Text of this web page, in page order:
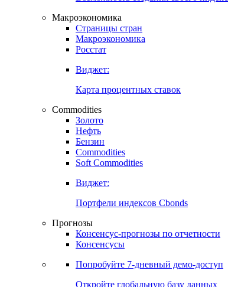
Создать индекс
Возможность создания своего индекса
Макроэкономика
Страницы стран
Макроэкономика
Росстат
Виджет:
Карта процентных ставок
Commodities
Золото
Нефть
Бензин
Commodities
Soft Commodities
Виджет:
Портфели индексов Cbonds
Прогнозы
Консенсус-прогнозы по отчетности
Консенсусы